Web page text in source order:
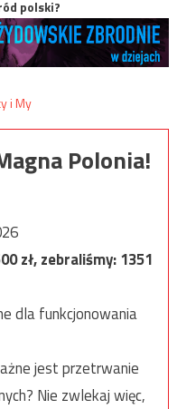
polski?
Polonia!
zł, zebraliśmy:1351
dla funkcjonowania
jest przetrwanie
Nie zwlekaj więc,